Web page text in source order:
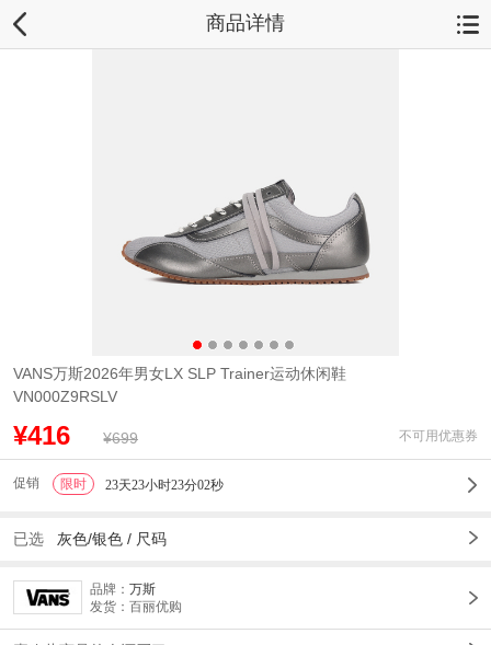
商品详情
VANS万斯2026年男女LX SLP Trainer运动休闲鞋
VN000Z9RSLV
¥416 ¥699 不可用优惠券
促销 限时 23天23小时23分02秒
已选 灰色/银色 / 尺码
品牌： 万斯
发货：百丽优购